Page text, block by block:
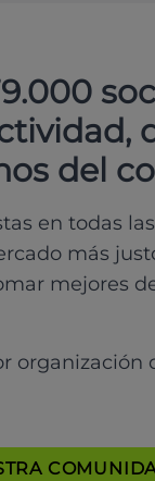
del
en todas
más
mejores
organización